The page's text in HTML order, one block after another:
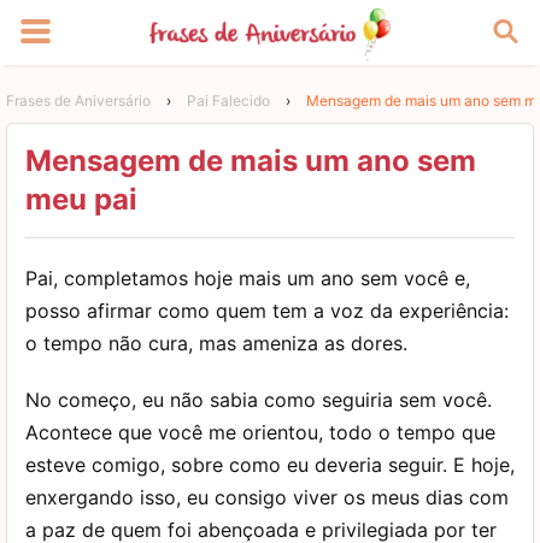
Frases de Aniversário › Pai Falecido › Mensagem de mais um ano sem
Mensagem de mais um ano sem
meu pai
Pai, completamos hoje mais um ano sem você e,
posso afirmar como quem tem a voz da experiência:
o tempo não cura, mas ameniza as dores.
No começo, eu não sabia como seguiria sem você.
Acontece que você me orientou, todo o tempo que
esteve comigo, sobre como eu deveria seguir. E hoje,
enxergando isso, eu consigo viver os meus dias com
a paz de quem foi abençoada e privilegiada por ter